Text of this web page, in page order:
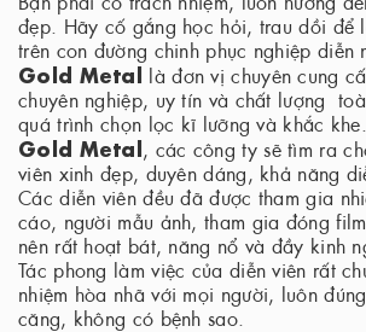
đẹp. Hãy cố gắng học hỏi, trau dồi để
trên con đường chinh phục nghiệp diễn
Gold Metal là đơn vị chuyên cung
chuyên nghiệp, uy tín và chất lượng
quá trình chọn lọc kĩ lưỡng và khắc
Gold Metal, các công ty sẽ tìm ra
viên xinh đẹp, duyên dáng, khả năng
Các diễn viên đều đã được tham gia
cáo, người mẫu ảnh, tham gia đóng
nên rất hoạt bát, năng nổ và đầy kinh
Tác phong làm việc của diễn viên rất
nhiệm hòa nhã với mọi người, luôn
căng, không có bệnh sao.